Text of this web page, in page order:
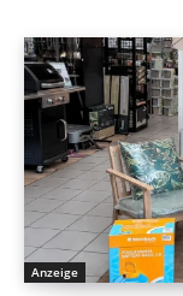
Anzeige